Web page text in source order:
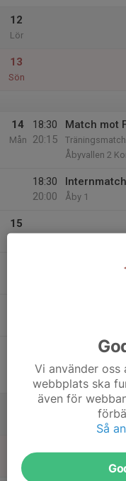
12
Lör
13
Sön
14
Mån
18:30
20:15
Match mot
Åbyvallen 2
18:30
20:00
Internmatch
Åby 1
15
20:30
Match mot
Division 5B
Mossens IP 1
Sön
Vi använder
webbplats ska
även för
Så